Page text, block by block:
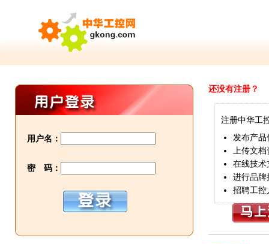
用户名：
密 码：
还没有注册？
注册中华工
发布产品
上传文档
在线技术
进行品牌
招聘工控